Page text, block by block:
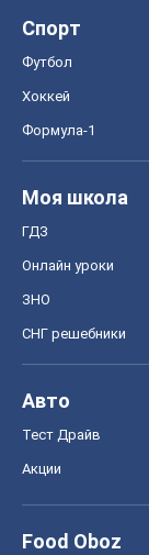
Спорт
Футбол
Хоккей
Формула-1
Моя школа
ГДЗ
Онлайн уроки
ЗНО
СНГ решебники
Авто
Тест Драйв
Акции
Food Oboz